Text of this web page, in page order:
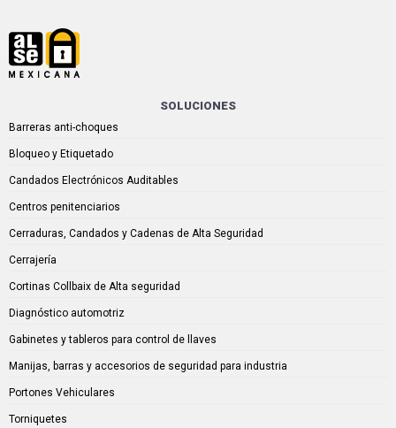
SOLUCIONES
Barreras anti-choques
Bloqueo y Etiquetado
Candados Electrónicos Auditables
Centros penitenciarios
Cerraduras, Candados y Cadenas de Alta Seguridad
Cerrajería
Cortinas Collbaix de Alta seguridad
Diagnóstico automotriz
Gabinetes y tableros para control de llaves
Manijas, barras y accesorios de seguridad para industria
Portones Vehiculares
Torniquetes